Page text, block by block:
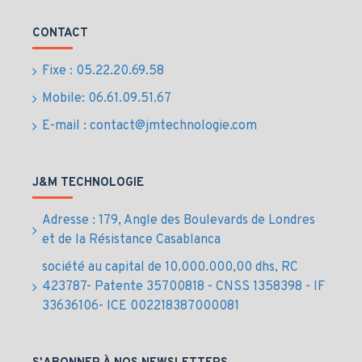
Fortigate 1800F
Fonction
Détails
Utilisateurs
recommandés
Grandes entreprises, datacenters,
fournisseurs de services
feu
Débit IPS 19 Gbps
Ports
Interfaces multiples 1GE, 10GE et
40GE
60 millions
CONTACT
Fixe : 05.22.20.69.58
Mobile: 06.61.09.51.67
E-mail : contact@jmtechnologie.com
J&M TECHNOLOGIE
Adresse : 179, Angle des Boulevards de Londres
et de la Résistance Casablanca
société au capital de 10.000.000,00 dhs, RC
423787- Patente 35700818 - CNSS 1358398 - IF
33636106- ICE 002218387000081